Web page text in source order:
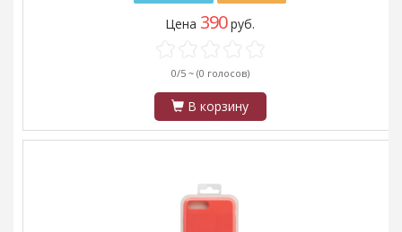
Цена 390руб.
0/5 ~ (0 голосов)
В корзину